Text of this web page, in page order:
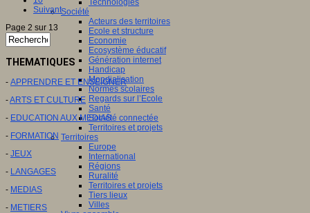
Technologies
Société
Acteurs des territoires
Ecole et structure
Economie
Ecosystème éducatif
Génération internet
Handicap
Mondialisation
Normes scolaires
Regards sur l’Ecole
Santé
Société connectée
Territoires et projets
Territoires
Europe
International
Régions
Ruralité
Territoires et projets
Tiers lieux
Villes
Suivant
Page 2 sur 13
THEMATIQUES
- APPRENDRE ET ENSEIGNER
-ARTS ET CULTURE
- EDUCATION AUX MEDIAS
- FORMATION
- JEUX
- LANGAGES
- MEDIAS
- METIERS